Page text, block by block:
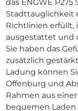
das ENGWE
Stadttauglichkeit
Richtlinien
ausgestattet und
Sie haben das
zusätzlich
Ladung können
Offenburg und
Rahmen aus
bequemen